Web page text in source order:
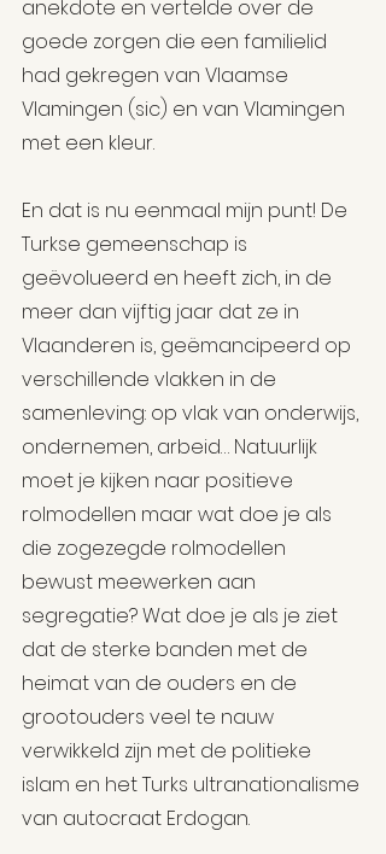
anekdote en vertelde over de
goede zorgen die een familielid
had gekregen van Vlaamse
Vlamingen (sic) en van Vlamingen
met een kleur.
En dat is nu eenmaal mijn punt! De
Turkse gemeenschap is
geëvolueerd en heeft zich, in de
meer dan vijftig jaar dat ze in
Vlaanderen is, geëmancipeerd op
verschillende vlakken in de
samenleving: op vlak van onderwijs,
ondernemen, arbeid… Natuurlijk
moet je kijken naar positieve
rolmodellen maar wat doe je als
die zogezegde rolmodellen
bewust meewerken aan
segregatie? Wat doe je als je ziet
dat de sterke banden met de
heimat van de ouders en de
grootouders veel te nauw
verwikkeld zijn met de politieke
islam en het Turks ultranationalisme
van autocraat Erdogan.